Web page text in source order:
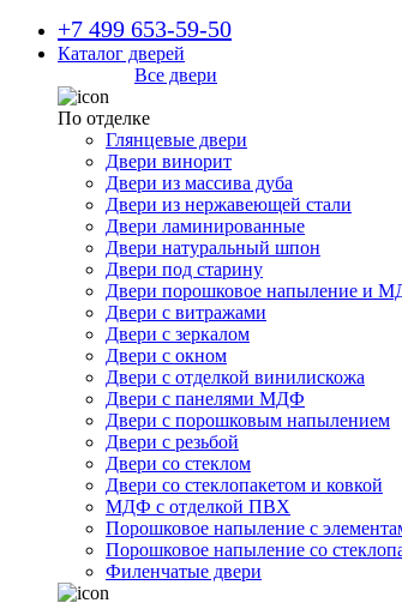
+7 499 653-59-50
Каталог дверей
Все двери
По отделке
Глянцевые двери
Двери винорит
Двери из массива дуба
Двери из нержавеющей стали
Двери ламинированные
Двери натуральный шпон
Двери под старину
Двери порошковое напыление и
Двери с витражами
Двери с зеркалом
Двери с окном
Двери с отделкой винилискожа
Двери с панелями МДФ
Двери с порошковым напылением
Двери с резьбой
Двери со стеклом
Двери со стеклопакетом и ковкой
МДФ с отделкой ПВХ
Порошковое напыление с
Порошковое напыление со
Филенчатые двери